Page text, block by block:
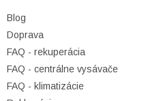
Blog
Doprava
FAQ - rekuperácia
FAQ - centrálne vysávače
FAQ - klimatizácie